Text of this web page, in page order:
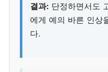
결과: 단정하면서도
에게 예의 바른 인상
다.